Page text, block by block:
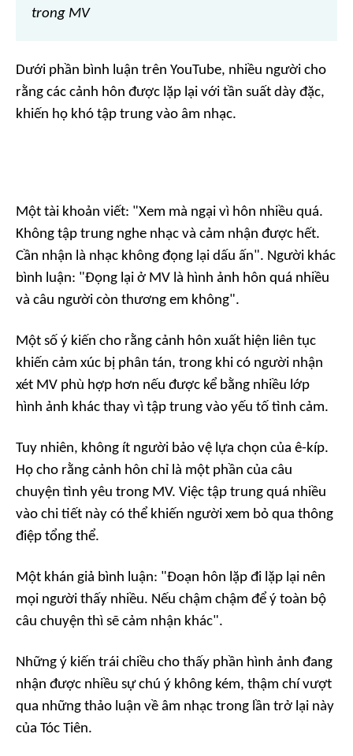
trong MV
Dưới phần bình luận trên YouTube, nhiều người cho
rằng các cảnh hôn được lặp lại với tần suất dày đặc,
khiến họ khó tập trung vào âm nhạc.
Một tài khoản viết: "Xem mà ngại vì hôn nhiều quá.
Không tập trung nghe nhạc và cảm nhận được hết.
Cần nhận là nhạc không đọng lại dấu ấn". Người khác
bình luận: "Đọng lại ở MV là hình ảnh hôn quá nhiều
và câu người còn thương em không".
Một số ý kiến cho rằng cảnh hôn xuất hiện liên tục
khiến cảm xúc bị phân tán, trong khi có người nhận
xét MV phù hợp hơn nếu được kể bằng nhiều lớp
hình ảnh khác thay vì tập trung vào yếu tố tình cảm.
Tuy nhiên, không ít người bảo vệ lựa chọn của ê-kíp.
Họ cho rằng cảnh hôn chỉ là một phần của câu
chuyện tình yêu trong MV. Việc tập trung quá nhiều
vào chi tiết này có thể khiến người xem bỏ qua thông
điệp tổng thể.
Một khán giả bình luận: "Đoạn hôn lặp đi lặp lại nên
mọi người thấy nhiều. Nếu chậm chậm để ý toàn bộ
câu chuyện thì sẽ cảm nhận khác".
Những ý kiến trái chiều cho thấy phần hình ảnh đang
nhận được nhiều sự chú ý không kém, thậm chí vượt
qua những thảo luận về âm nhạc trong lần trở lại này
của Tóc Tiên.